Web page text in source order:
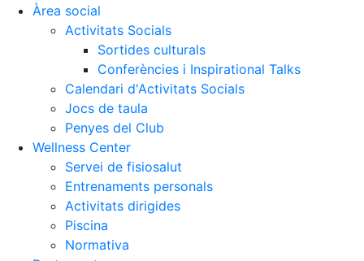
Àrea social
Activitats Socials
Sortides culturals
Conferències i Inspirational Talks
Calendari d'Activitats Socials
Jocs de taula
Penyes del Club
Wellness Center
Servei de fisiosalut
Entrenaments personals
Activitats dirigides
Piscina
Normativa